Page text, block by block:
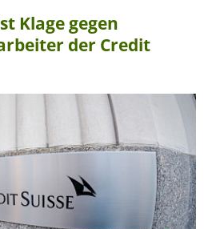
Klage gegen
der Credit